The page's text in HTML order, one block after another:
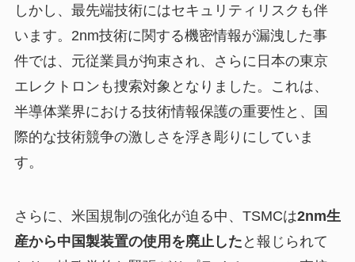
しかし、最先端技術にはセキュリティリスクも伴
います。2nm技術に関する機密情報が漏洩した事
件では、元従業員が拘束され、さらに日本の東京
エレクトロンも捜索対象となりました。これは、
半導体業界における技術情報保護の重要性と、国
際的な技術競争の激しさを浮き彫りにしていま
す。
さらに、米国規制の強化が迫る中、TSMCは2nm生
産から中国製装置の使用を廃止した と報じられて